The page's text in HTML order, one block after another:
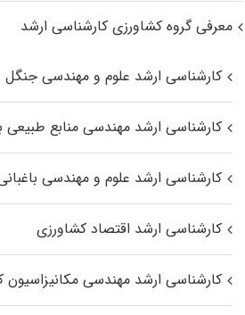
معرفی گروه کشاورزی کارشناسی ارشد
کارشناسی ارشد علوم و مهندسی جنگل
کارشناسی ارشد مهندسی منابع طبیعی
کارشناسی ارشد علوم و مهندسی
کارشناسی ارشد اقتصاد کشاورزی
کارشناسی ارشد مهندسی مکانیزاسیون